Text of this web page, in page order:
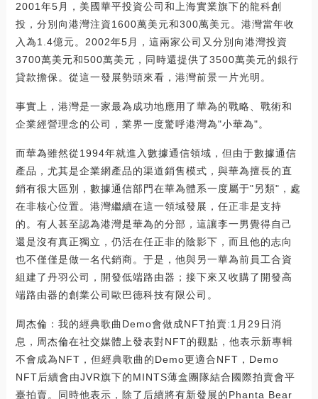
2001年5月，美國華平投資公司和上海實業旗下的龍科創
投，分別向港灣注資1600萬美元和300萬美元。港灣當年收
入為1.4億元。2002年5月，這兩家公司又分別向港灣投資
3700萬美元和500萬美元，同時還提供了3500萬美元的銀行
貸款擔保。從這一發展勢頭來看，港灣前景一片光明。
事實上，港灣是一家最為成功地應用了華為的戰略、戰術和
企業經營理念的公司，業界一度驚呼港灣為"小華為"。
而華為雖然從1994年就進入數據通信領域，但由于數據通信
產品，尤其是企業網產品的渠道銷售模式，與華為擅長的直
銷有很大區別，數據通信部門在華為體系一度屬于"另類"，處
在非核心位置。港灣繼續在這一領域發展，任正非是支持
的。有人甚至認為港灣是華為的分部，這讓李一男覺得自己
還是沒有真正獨立，仍活在任正非的陰影下，而且他的志向
也不僅僅是做一名代銷商。于是，他與另一華為前員工合資
組建了丹羽公司，開發低端路由器；接下來又收購了開發高
端路由器的創業公司歐巴德科技有限公司。
周杰倫：我的經典歌曲Demo會做成NFT拍賣:1月29日消
息，周杰倫在社交媒體上發表對NFT的觀點，他表示新專輯
不會成為NFT，但經典歌曲的Demo更適合NFT，Demo
NFT后續會由JVR旗下的MINTS薄盒團隊結合國際拍賣會平
臺拍賣。同時他表示，除了后續將有新發展的Phanta Bear